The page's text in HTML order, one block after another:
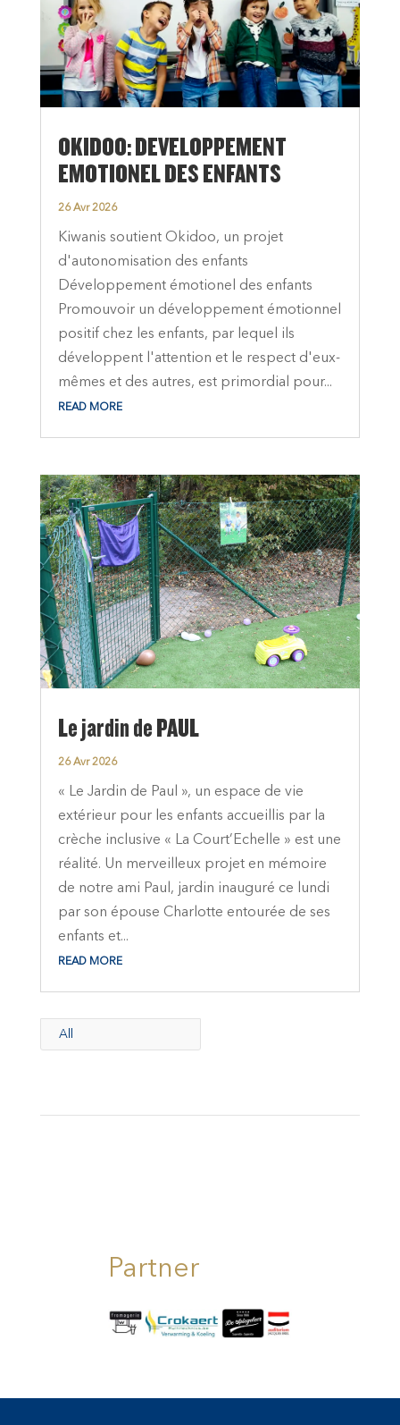
OKIDOO: DEVELOPPEMENT
EMOTIONEL DES ENFANTS
26 Avr 2026
Kiwanis soutient Okidoo, un projet
d'autonomisation des enfants
Développement émotionel des enfants
Promouvoir un développement émotionnel
positif chez les enfants, par lequel ils
développent l'attention et le respect d'eux-
mêmes et des autres, est primordial pour...
READ MORE
Le jardin de PAUL
26 Avr 2026
« Le Jardin de Paul », un espace de vie
extérieur pour les enfants accueillis par la
crèche inclusive « La Court’Echelle » est une
réalité. Un merveilleux projet en mémoire
de notre ami Paul, jardin inauguré ce lundi
par son épouse Charlotte entourée de ses
enfants et...
READ MORE
All
Partner